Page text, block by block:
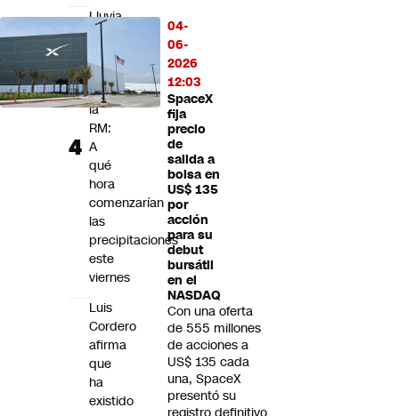
04-
06-
2026
12:03
SpaceX
fija
precio
de
salida a
bolsa en
US$ 135
por
acción
para su
debut
bursátil
en el
NASDAQ
Con una oferta
de 555 millones
de acciones a
US$ 135 cada
una, SpaceX
presentó su
registro definitivo
Lluvia
nieve
regresan
a
la
RM:
A
qué
hora
comenzarían
las
precipitaciones
este
viernes
Luis
Cordero
afirma
que
ha
existido